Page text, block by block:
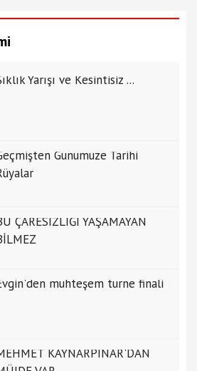
Yarışı ve Kesintisiz ...
Günümüze Tarihi
ÇARESİZLİĞİ YAŞAMAYAN
muhteşem turne finali
KAYNARPINAR'DAN